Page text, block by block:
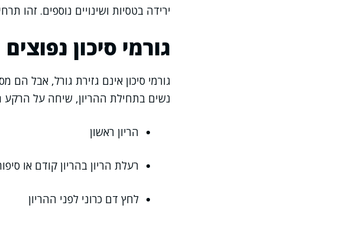
ירידה בטסיות ושינויים נוספים. זהו
גורמי סיכון
גורמי סיכון אינם גזירת גורל, אבל
נשים בתחילת ההריון, שיחה על הרקע
הריון ראשון
רעלת הריון בהריון קודם או
לחץ דם כרוני לפני ההריון